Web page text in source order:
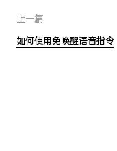
上一篇
如何使用免唤醒语音指令